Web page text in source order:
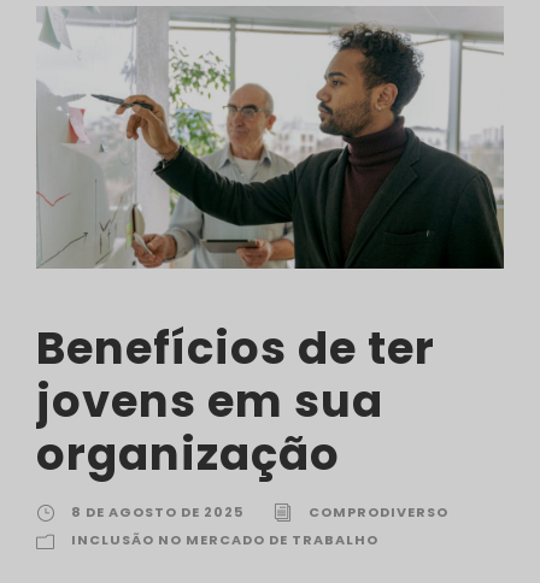
Benefícios de ter
jovens em sua
organização
8 DE AGOSTO DE 2025
COMPRODIVERSO
INCLUSÃO NO MERCADO DE TRABALHO